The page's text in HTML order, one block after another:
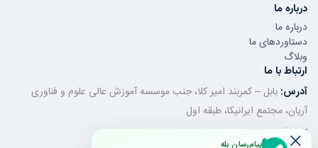
درباره ما
درباره ما
دستاوردهای ما
وبلاگ
ارتباط با ما
آدرس: بابل – کمربند امیر کلا، جنب موسسه آموزش عالی علوم و فناوری
آریان، مجتمع ایرانیکا، طبقه اول
تلفن ثابت:011-32350320
پیام‌رسان بله